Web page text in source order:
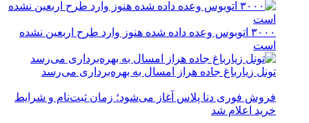
۳۰۰۰ اتوبوس وعده داده شده هنوز وارد طرح اربعین نشده
است
تونل زیارباغ جاده هراز امسال به بهره‌برداری می‌رسد
فروش فوری دنا پلاس آغاز می‌شود؛ زمان ثبت‌نام و شرایط
خرید اعلام شد